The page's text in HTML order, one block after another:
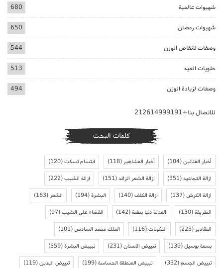
شهيوات عالمية 680
شهيوات رمضان 650
وصفات لانقاص الوزن 544
حلويات العيد 513
وصفات لزيادة الوزن 494
للاتصال بنا+212614999191
كلمات البحث
أخبار الفنانين(104) أخبار المشاهير(118) ابتسام تسكت(120)
ازالة التجاعيد(351) ازالة الشعر الزائد(151) ازالة الشيب(222)
ازالة الكرش(137) ازالة الكلف(140) البشرة(194) الشعر(163)
الطريقة(130) الفنانة دنيا بطمة(142) القضاء على الشيب(97)
المقادير(223) المكونات(116) الملك محمد السادس(101)
بسمة بوسيل(139) تبييض الاسنان(231) تبييض البشرة(559)
تبييض الجسم(332) تبييض المنطقة الحساسة(199) تبييض اليدين(119)